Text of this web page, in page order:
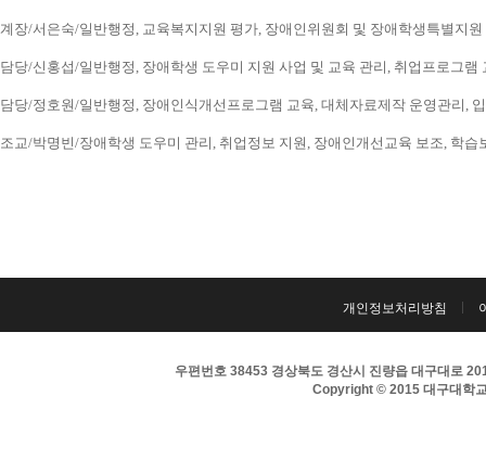
계장/서은숙/일반행정, 교육복지지원 평가, 장애인위원회 및 장애학생특별지
담당/신홍섭/일반행정, 장애학생 도우미 지원 사업 및 교육 관리, 취업프로그
담당/정호원/일반행정, 장애인식개선프로그램 교육, 대체자료제작 운영관리,
조교/박명빈/장애학생 도우미 관리, 취업정보 지원, 장애인개선교육 보조, 학
개인정보처리방침
우편번호 38453 경상북도 경산시 진량읍 대구대로
Copyright © 2015 대구대학